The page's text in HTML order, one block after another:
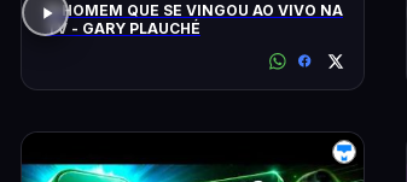
O HOMEM QUE SE VINGOU AO VIVO NA
TV - GARY PLAUCHÉ